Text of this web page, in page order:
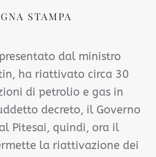
STAMPA
dal ministro
ha riattivato circa 30
di petrolio e gas in
decreto, il Governo
Pitesai, quindi, ora il
la riattivazione dei